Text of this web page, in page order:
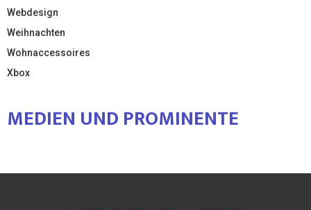
Webdesign
Weihnachten
Wohnaccessoires
Xbox
MEDIEN UND PROMINENTE